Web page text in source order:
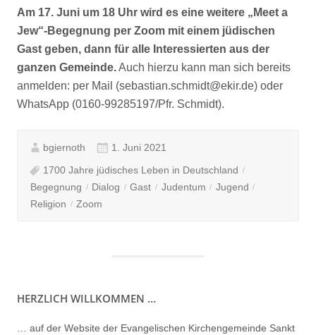
Am 17. Juni um 18 Uhr wird es eine weitere „Meet a
Jew“-Begegnung per Zoom mit einem jüdischen
Gast geben, dann für alle Interessierten aus der
ganzen Gemeinde.Auch hierzu kann man sich bereits
anmelden: per Mail (sebastian.schmidt@ekir.de) oder
WhatsApp (0160-99285197/Pfr. Schmidt).
bgiernoth 1. Juni 2021
1700 Jahre jüdisches Leben in Deutschland
Begegnung
Dialog Gast Judentum
Jugend
Religion
Zoom
HERZLICH WILLKOMMEN …
… auf der Website der Evangelischen Kirchengemeinde Sankt